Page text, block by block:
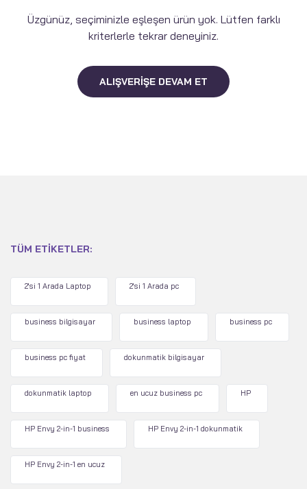
Üzgünüz, seçiminizle eşleşen ürün yok. Lütfen farklı
kriterlerle tekrar deneyiniz.
ALIŞVERIŞE DEVAM ET
TÜM ETIKETLER:
2'si 1 Arada Laptop 2'si 1 Arada pc
business bilgisayar business laptop business pc
business pc fiyat dokunmatik bilgisayar
dokunmatik laptop en ucuz business pc HP
HP Envy 2-in-1 business HP Envy 2-in-1 dokunmatik
HP Envy 2-in-1 en ucuz